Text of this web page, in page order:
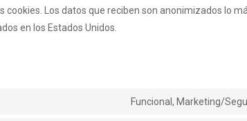
Los datos que reciben son anonimizados lo
en los Estados Unidos.
Funcional, Marketing/